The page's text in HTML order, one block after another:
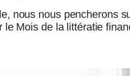
nous nous pencherons
le Mois de la littératie